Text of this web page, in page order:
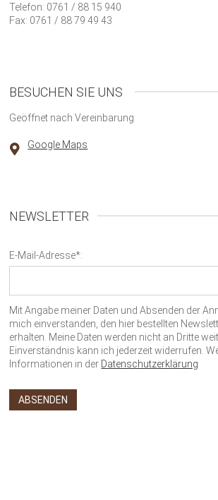
Telefon: 0761 / 88 15 940
Fax: 0761 / 88 79 49 43
BESUCHEN SIE UNS
Geöffnet nach Vereinbarung
Google Maps
NEWSLETTER
E-Mail-Adresse*:
Mit Angabe meiner Daten und Absenden der
mich einverstanden, den hier bestellten
erhalten. Meine Daten werden nicht an Dritte
Einverständnis kann ich jederzeit widerrufen.
Informationen in der Datenschutzerklärung